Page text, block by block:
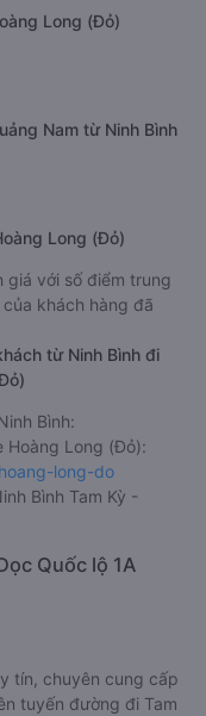
Long (Đỏ)
Nam từ Ninh Bình
Long (Đỏ)
giá với số điểm trung
khách hàng đã
từ Ninh Bình đi
Bình:
Hoàng Long (Đỏ):
long-do
Bình Tam Kỳ -
Quốc lộ 1A
tín, chuyên cung cấp
tuyến đường đi Tam